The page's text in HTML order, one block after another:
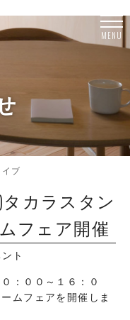
MENU
ブ
カラスタン
フェア開催
ト
：００～１６：０
ムフェアを開催しま